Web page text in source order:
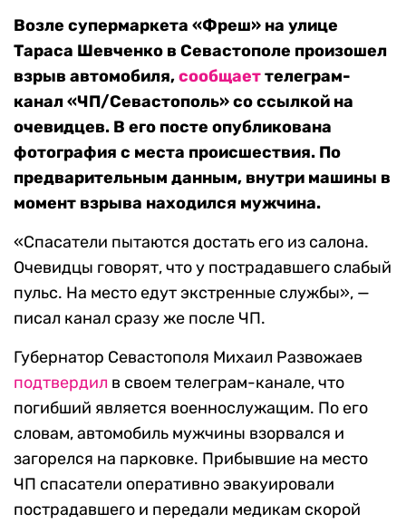
Возле супермаркета «Фреш» на улице
Тараса Шевченко в Севастополе произошел
взрыв автомобиля,сообщаеттелеграм-
канал «ЧП/Севастополь» со ссылкой на
очевидцев. В его посте опубликована
фотография с места происшествия. По
предварительным данным, внутри машины в
момент взрыва находился мужчина.
«Спасатели пытаются достать его из салона.
Очевидцы говорят, что у пострадавшего слабый
пульс. На место едут экстренные службы», —
писал канал сразу же после ЧП.
Губернатор Севастополя Михаил Развожаев
подтвердил в своем телеграм-канале, что
погибший является военнослужащим. По его
словам, автомобиль мужчины взорвался и
загорелся на парковке. Прибывшие на место
ЧП спасатели оперативно эвакуировали
пострадавшего и передали медикам скорой